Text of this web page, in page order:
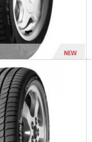
NEW